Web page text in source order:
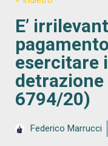
E’
esercitare
detrazione
6794/20)
Federico Marrucci